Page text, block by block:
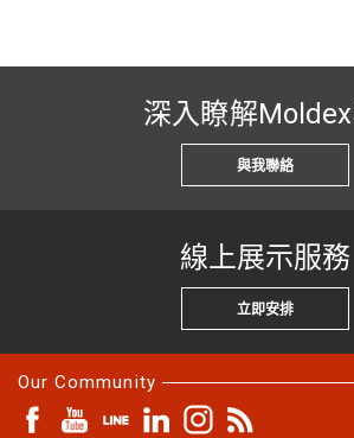
深入瞭解
與我聯絡
線上展示服務
立即安排
Our Community